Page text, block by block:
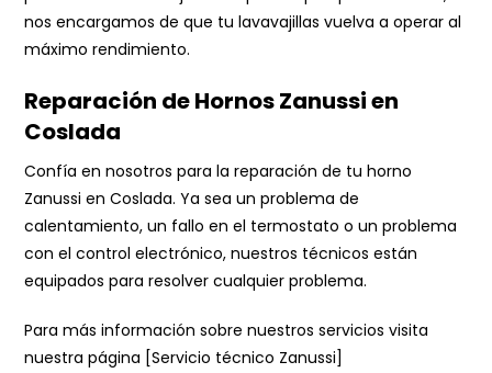
nos encargamos de que tu lavavajillas vuelva a operar al
máximo rendimiento.
Reparación de Hornos Zanussi en
Coslada
Confía en nosotros para la reparación de tu horno
Zanussi en Coslada. Ya sea un problema de
calentamiento, un fallo en el termostato o un problema
con el control electrónico, nuestros técnicos están
equipados para resolver cualquier problema.
Para más información sobre nuestros servicios visita
nuestra página [Servicio técnico Zanussi]